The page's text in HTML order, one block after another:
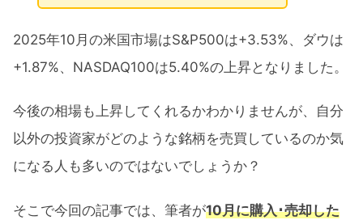
2025年10月の米国市場はS&P500は+3.53%、ダウは
+1.87%、NASDAQ100は5.40%の上昇となりました。
今後の相場も上昇してくれるかわかりませんが、自分
以外の投資家がどのような銘柄を売買しているのか気
になる人も多いのではないでしょうか？
そこで今回の記事では、筆者が10月に購入･売却した